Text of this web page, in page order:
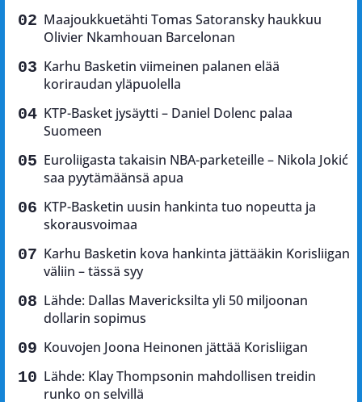
Maajoukkuetähti Tomas Satoransky haukkuu
Olivier Nkamhouan Barcelonan
Karhu Basketin viimeinen palanen elää
koriraudan yläpuolella
KTP-Basket jysäytti – Daniel Dolenc palaa
Suomeen
Euroliigasta takaisin NBA-parketeille – Nikola Jokić
saa pyytämäänsä apua
KTP-Basketin uusin hankinta tuo nopeutta ja
skorausvoimaa
Karhu Basketin kova hankinta jättääkin Korisliigan
väliin – tässä syy
Lähde: Dallas Mavericksilta yli 50 miljoonan
dollarin sopimus
Kouvojen Joona Heinonen jättää Korisliigan
Lähde: Klay Thompsonin mahdollisen treidin
runko on selvillä